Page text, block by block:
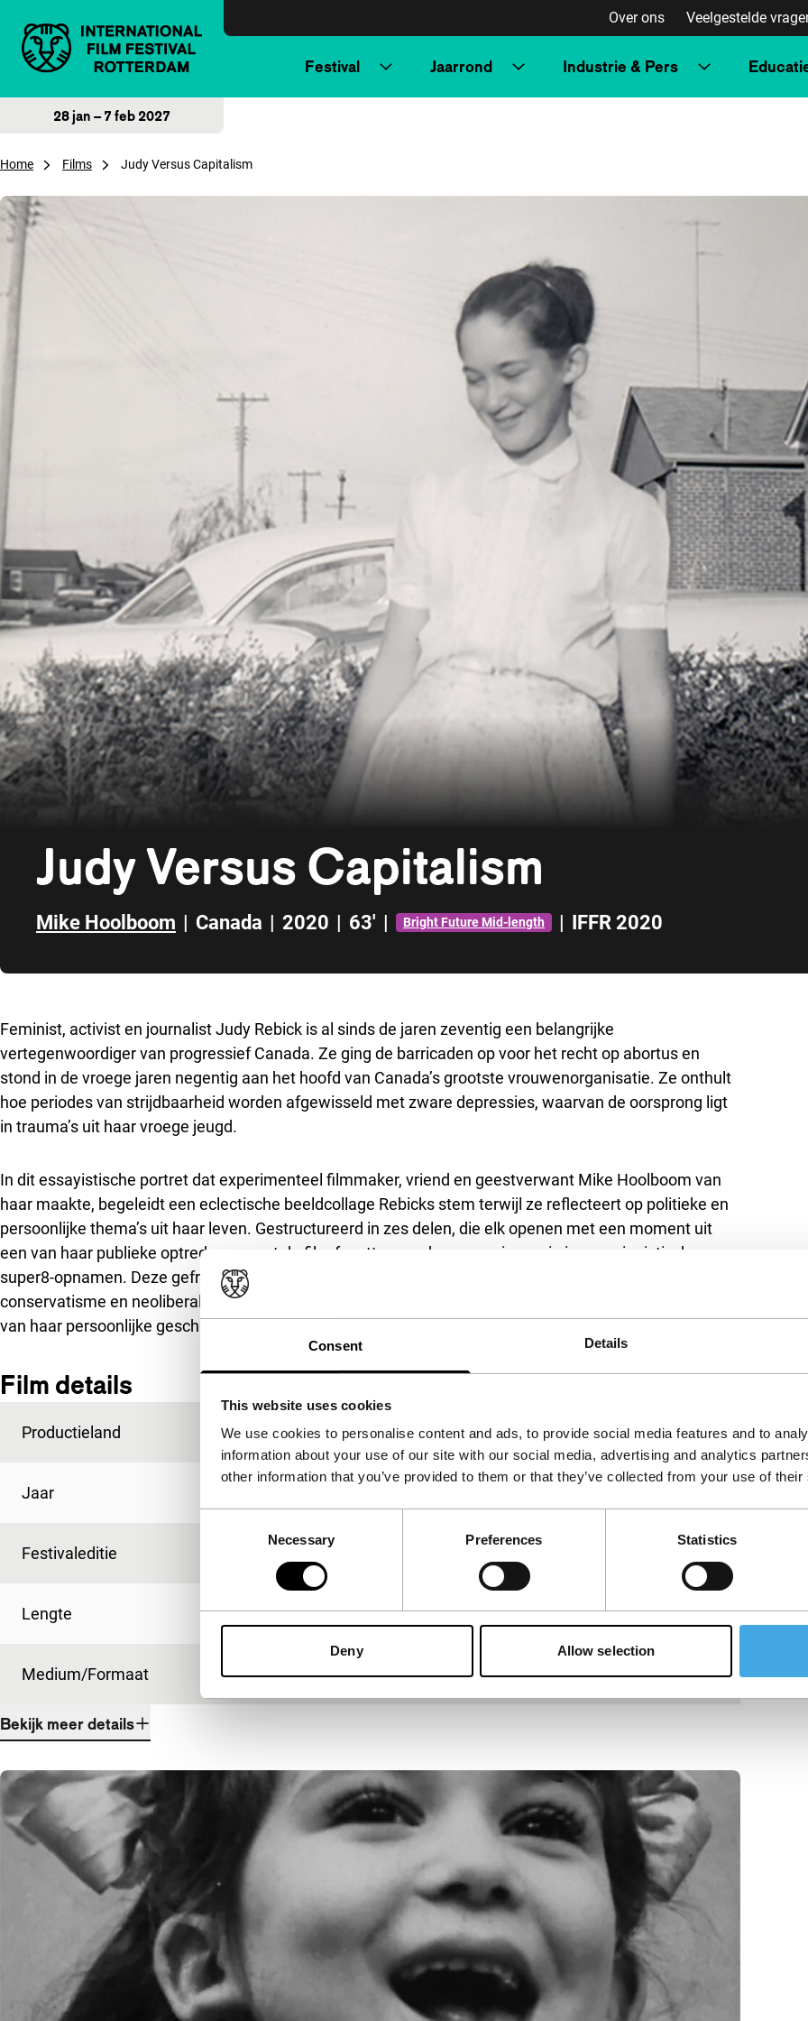
Consent Details
This website uses cookies
We use cookies to personalise content and ads, to provide social media features and to
information about your use of our site with our social media, advertising and analytics
other information that you’ve provided to them or that they’ve collected from your use of
Necessary Preferences Statistics
Deny Allow selection
Over ons Veelgestelde
Festival Jaarrond Industrie & Pers
28 jan – 7 feb 2027
Home Films Judy Versus Capitalism
Judy Versus Capitalism
Mike Hoolboom | Canada | 2020 | 63' | Bright Future Mid-length | IFFR 2020
Feminist, activist en journalist Judy Rebick is al sinds de jaren zeventig een belangrijke
vertegenwoordiger van progressief Canada. Ze ging de barricaden op voor het recht op abortus en
stond in de vroege jaren negentig aan het hoofd van Canada’s grootste vrouwenorganisatie. Ze onthult
hoe periodes van strijdbaarheid worden afgewisseld met zware depressies, waarvan de oorsprong ligt
in trauma’s uit haar vroege jeugd.
In dit essayistische portret dat experimenteel filmmaker, vriend en geestverwant Mike Hoolboom van
haar maakte, begeleidt een eclectische beeldcollage Rebicks stem terwijl ze reflecteert op politieke en
persoonlijke thema’s uit haar leven. Gestructureerd in zes delen, die elk openen met een moment uit
een van haar publieke optredens, roept de film facetten van haar ervaring op in impressionistische
super8-opnamen. Deze gefragmenteerde kroniek van een halve eeuw politieke strijd tegen
conservatisme en neoliberalisme is ook het verhaal van een uitgesproken vrouw die in het openbaren
van haar persoonlijke geschiedenis uiteindelijk haar meest revolutionaire daad stelde.
Film details
Productieland Canada
Jaar
Festivaleditie
Lengte 63'
Medium/Formaat DCP
Bekijk meer details